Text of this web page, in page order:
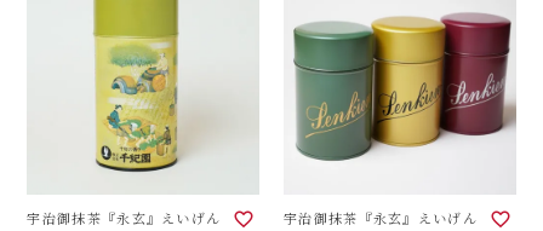
宇治御抹茶『永玄』えいげん
宇治御抹茶『永玄』えいげん